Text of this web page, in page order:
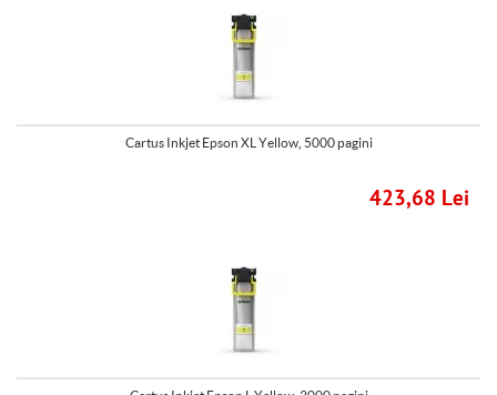
Cartus Inkjet Epson XL Yellow, 5000 pagini
423,68 Lei